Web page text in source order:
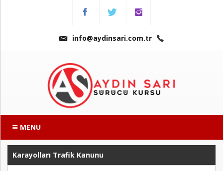
info@aydinsari.com.tr
MENU
Karayolları Trafik Kanunu
Fiyatlarımız
Kursumuzdan
Ders
Videoları